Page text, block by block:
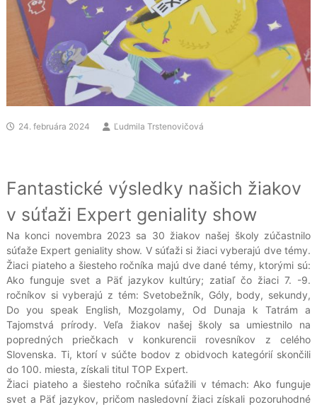
24. februára 2024 Ľudmila Trstenovičová
Fantastické výsledky našich žiakov
v súťaži Expert geniality show
Na konci novembra 2023 sa 30 žiakov našej školy zúčastnilo
súťaže Expert geniality show. V súťaži si žiaci vyberajú dve témy.
Žiaci piateho a šiesteho ročníka majú dve dané témy, ktorými sú:
Ako funguje svet a Päť jazykov kultúry; zatiaľ čo žiaci 7. -9.
ročníkov si vyberajú z tém: Svetobežník, Góly, body, sekundy,
Do you speak English, Mozgolamy, Od Dunaja k Tatrám a
Tajomstvá prírody. Veľa žiakov našej školy sa umiestnilo na
popredných priečkach v konkurencii rovesníkov z celého
Slovenska. Ti, ktorí v súčte bodov z obidvoch kategórií skončili
do 100. miesta, získali titul TOP Expert.
Žiaci piateho a šiesteho ročníka súťažili v témach: Ako funguje
svet a Päť jazykov, pričom nasledovní žiaci získali pozoruhodné